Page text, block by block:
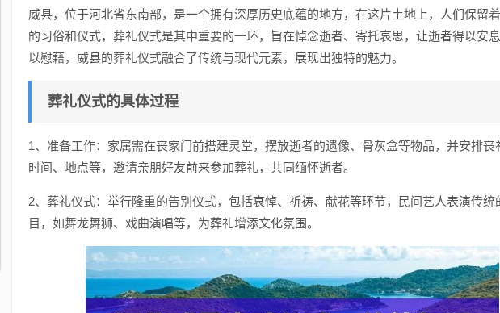
威县，位于河北省东南部，是一个拥有深厚历史底蕴的地方，在这片土地上，人们保留
的习俗和仪式，葬礼仪式是其中重要的一环，旨在悼念逝者、寄托哀思，让逝者得以安
以慰藉，威县的葬礼仪式融合了传统与现代元素，展现出独特的魅力。
葬礼仪式的具体过程
1、准备工作：家属需在丧家门前搭建灵堂，摆放逝者的遗像、骨灰盒等物品，并安排丧
时间、地点等，邀请亲朋好友前来参加葬礼，共同缅怀逝者。
2、葬礼仪式：举行隆重的告别仪式，包括哀悼、祈祷、献花等环节，民间艺人表演传统
目，如舞龙舞狮、戏曲演唱等，为葬礼增添文化氛围。